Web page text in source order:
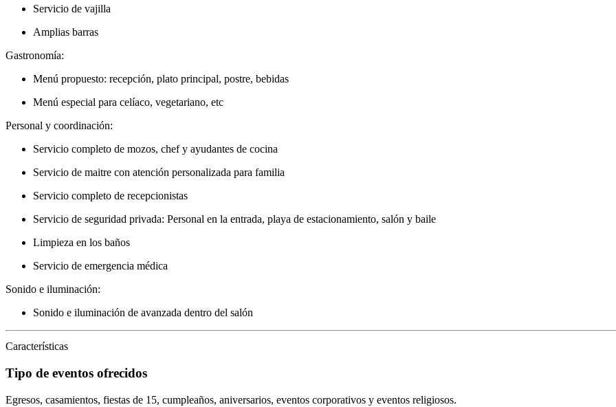
Servicio de vajilla
Amplias barras
Gastronomía:
Menú propuesto: recepción, plato principal, postre, bebidas
Menú especial para celíaco, vegetariano, etc
Personal y coordinación:
Servicio completo de mozos, chef y ayudantes de cocina
Servicio de maitre con atención personalizada para familia
Servicio completo de recepcionistas
Servicio de seguridad privada: Personal en la entrada, playa de estacionamiento, salón y baile
Limpieza en los baños
Servicio de emergencia médica
Sonido e iluminación:
Sonido e iluminación de avanzada dentro del salón
Características
Tipo de eventos ofrecidos
Egresos, casamientos, fiestas de 15, cumpleaños, aniversarios, eventos corporativos y eventos religiosos.